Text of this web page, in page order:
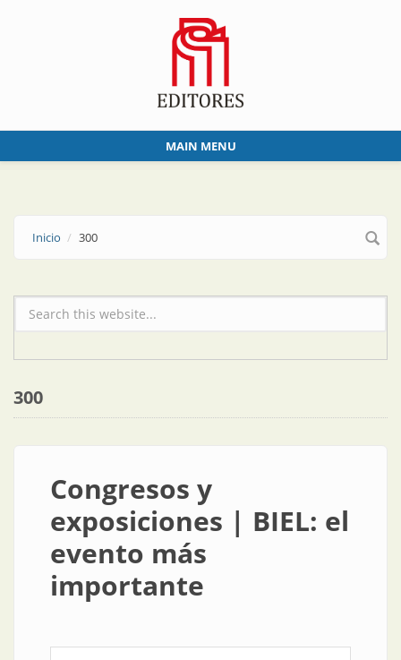
MAIN MENU
Inicio 300
Formulario de búsqueda
300
Congresos y
exposiciones | BIEL: el
evento más
importante